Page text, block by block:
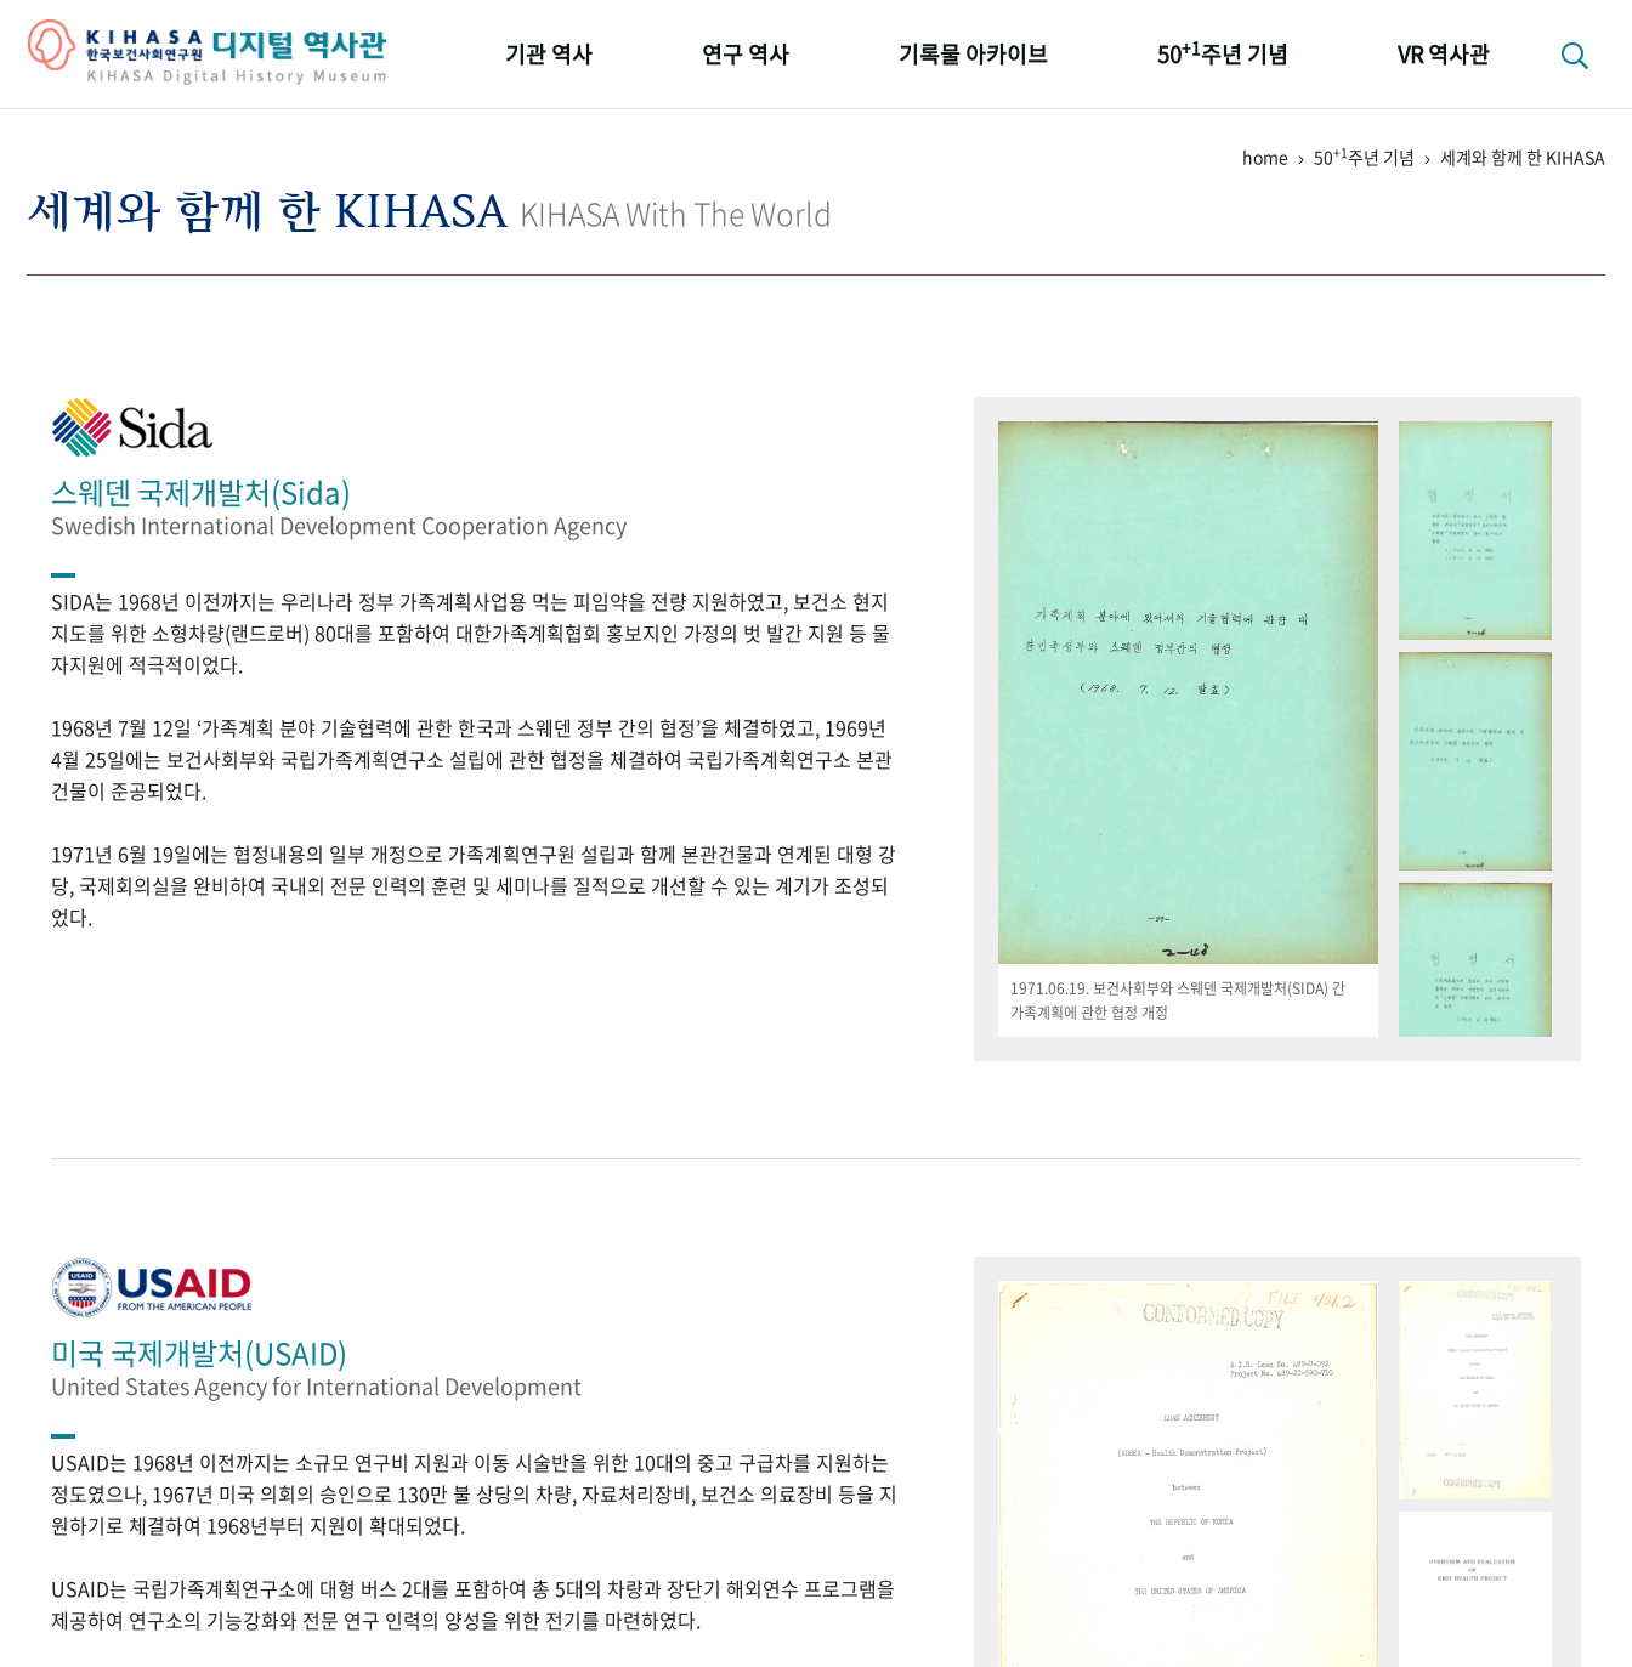
기관 역사 연구 역사
키워드로 보는 연구 역사
기록물 아카이브 50+1주년 기념
성과 50선
VR 역사관
home 50+1주년 기념 세계와 함께 한 KIHASA
세계와 함께 한 KIHASA KIHASA With The World
스웨덴 국제개발처(Sida)
Swedish International Development Cooperation Agency
SIDA는 1968년 이전까지는 우리나라 정부 가족계획사업용 먹는 피임약을 전량 지원하였고, 보건소 현지
지도를 위한 소형차량(랜드로버) 80대를 포함하여 대한가족계획협회 홍보지인 가정의 벗 발간 지원 등 물
자지원에 적극적이었다.
1968년 7월 12일 ‘가족계획 분야 기술협력에 관한 한국과 스웨덴 정부 간의 협정’을 체결하였고, 1969년
4월 25일에는 보건사회부와 국립가족계획연구소 설립에 관한 협정을 체결하여 국립가족계획연구소 본관
건물이 준공되었다.
1971년 6월 19일에는 협정내용의 일부 개정으로 가족계획연구원 설립과 함께 본관건물과 연계된 대형 강
당, 국제회의실을 완비하여 국내외 전문 인력의 훈련 및 세미나를 질적으로 개선할 수 있는 계기가 조성되
었다.
1971.06.19. 보건사회부와 스웨덴 국제개발처(SIDA) 간
가족계획에 관한 협정 개정
미국 국제개발처(USAID)
United States Agency for International Development
USAID는 1968년 이전까지는 소규모 연구비 지원과 이동 시술반을 위한 10대의 중고 구급차를 지원하는
정도였으나, 1967년 미국 의회의 승인으로 130만 불 상당의 차량, 자료처리장비, 보건소 의료장비 등을 지
원하기로 체결하여 1968년부터 지원이 확대되었다.
USAID는 국립가족계획연구소에 대형 버스 2대를 포함하여 총 5대의 차량과 장단기 해외연수 프로그램을
제공하여 연구소의 기능강화와 전문 연구 인력의 양성을 위한 전기를 마련하였다.